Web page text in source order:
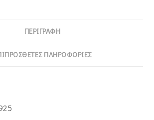
ΠΕΡΙΓΡΑΦΉ
ΠΛΗΡΟΦΟΡΊΕΣ